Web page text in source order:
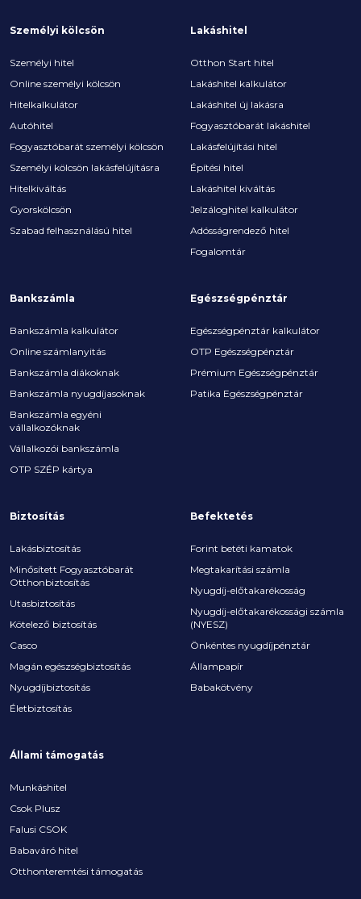
Személyi kölcsön
Személyi hitel
Online személyi kölcsön
Hitelkalkulátor
Autóhitel
Fogyasztóbarát személyi kölcsön
Személyi kölcsön lakásfelújításra
Hitelkiváltás
Gyorskölcsön
Szabad felhasználású hitel
Lakáshitel
Otthon Start hitel
Lakáshitel kalkulátor
Lakáshitel új lakásra
Fogyasztóbarát lakáshitel
Lakásfelújítási hitel
Építési hitel
Lakáshitel kiváltás
Jelzáloghitel kalkulátor
Adósságrendező hitel
Fogalomtár
Bankszámla
Bankszámla kalkulátor
Online számlanyitás
Bankszámla diákoknak
Bankszámla nyugdíjasoknak
Bankszámla egyéni
vállalkozóknak
Vállalkozói bankszámla
OTP SZÉP kártya
Egészségpénztár
Egészségpénztár kalkulátor
OTP Egészségpénztár
Prémium Egészségpénztár
Patika Egészségpénztár
Biztosítás
Lakásbiztosítás
Minősített Fogyasztóbarát
Otthonbiztosítás
Utasbiztosítás
Kötelező biztosítás
Casco
Magán egészségbiztosítás
Nyugdíjbiztosítás
Életbiztosítás
Befektetés
Forint betéti kamatok
Megtakarítási számla
Nyugdíj-előtakarékosság
Nyugdíj-előtakarékossági számla
(NYESZ)
Önkéntes nyugdíjpénztár
Állampapír
Babakötvény
Állami támogatás
Munkáshitel
Csok Plusz
Falusi CSOK
Babaváró hitel
Otthonteremtési támogatás